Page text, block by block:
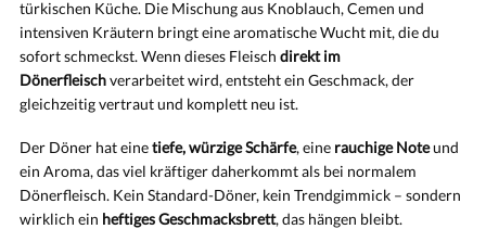
türkischen Küche. Die Mischung aus Knoblauch, Cemen und
intensiven Kräutern bringt eine aromatische Wucht mit, die du
sofort schmeckst. Wenn dieses Fleisch direkt im
Dönerfleischverarbeitet wird, entsteht ein Geschmack, der
gleichzeitig vertraut und komplett neu ist.
Der Döner hat einetiefe, würzige Schärfe, eine rauchige Noteund
ein Aroma, das viel kräftiger daherkommt als bei normalem
Dönerfleisch. Kein Standard-Döner, kein Trendgimmick – sondern
wirklich ein heftiges Geschmacksbrett, das hängen bleibt.